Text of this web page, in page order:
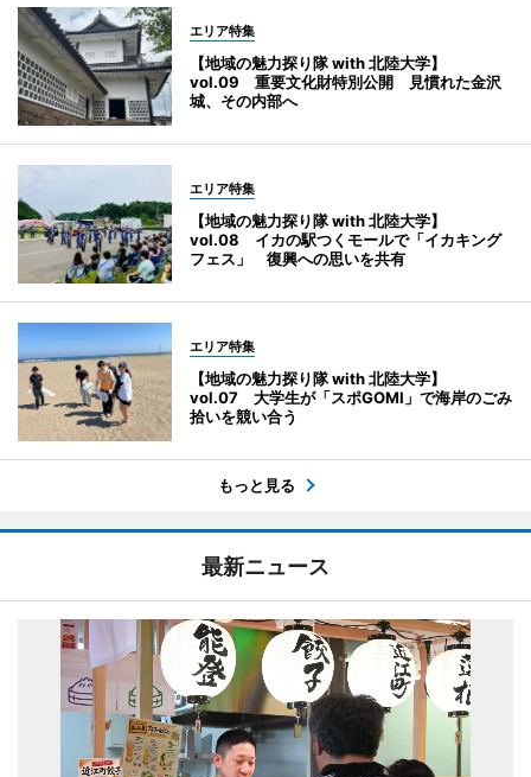
エリア特集
【地域の魅力探り隊 with 北陸大学】
vol.09 重要文化財特別公開 見慣れた金沢
城、その内部へ
エリア特集
【地域の魅力探り隊 with 北陸大学】
vol.08 イカの駅つくモールで「イカキング
フェス」 復興への思いを共有
エリア特集
【地域の魅力探り隊 with 北陸大学】
vol.07 大学生が「スポGOMI」で海岸のごみ
拾いを競い合う
もっと見る
最新ニュース